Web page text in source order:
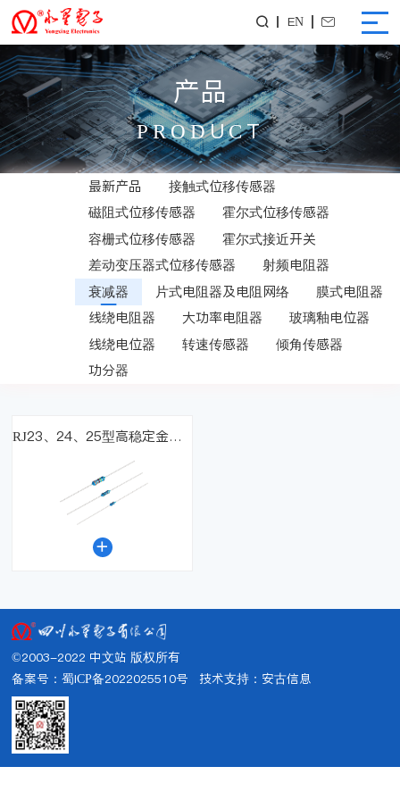
 EN 
产品
PRODUCT
最新产品
接触式位移传感器
磁阻式位移传感器
霍尔式位移传感器
容栅式位移传感器
霍尔式接近开关
差动变压器式位移传感器
射频电阻器
衰减器
片式电阻器及电阻网络
膜式电阻器
线绕电阻器
大功率电阻器
玻璃釉电位器
线绕电位器
转速传感器
倾角传感器
功分器
RJ23、24、25型高稳定金属膜固定电阻器（国军标）

©2003-2022 中文站 版权所有
备案号：蜀ICP备2022025510号 技术支持： 安古信息